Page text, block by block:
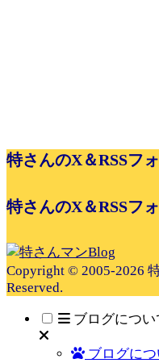
特さんのX＆RSSフ
特さんのX＆RSSフ
Copyright © 2005-2026
Reserved.
ブログについ
ブログにつ